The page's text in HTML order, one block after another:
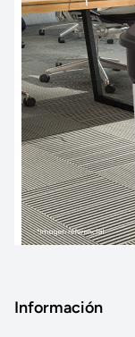
Información